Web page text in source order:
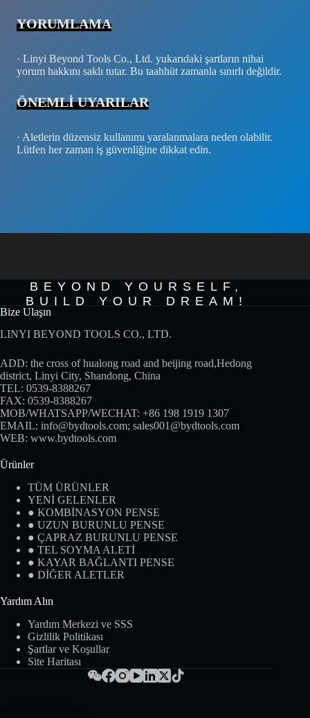
YORUMLAMA
· Linyi Beyond Tools Co., Ltd. yukarıdaki şartların nihai
yorum hakkını saklı tutar. Bu taahhüt zamanla sınırlı değildir.
ÖNEMLİ UYARILAR
· Aletlerin düzensiz kullanımı yaralanmalara neden olabilir.
Lütfen her zaman iş güvenliğine dikkat edin.
BEYOND YOURSELF,
BUILD YOUR DREAM!
Bize Ulaşın
LINYI BEYOND TOOLS CO., LTD.
ADD: the cross of hualong road and beijing road,Hedong
district, Linyi City, Shandong, China
TEL: 0539-8388267
FAX: 0539-8388267
MOB/WHATSAPP/WECHAT: +86 198 1919 1307
EMAIL: info@bydtools.com; sales001@bydtools.com
WEB: www.bydtools.com
Ürünler
TÜM ÜRÜNLER
YENİ GELENLER
● KOMBİNASYON PENSE
● UZUN BURUNLU PENSE
● ÇAPRAZ BURUNLU PENSE
● TEL SOYMA ALETİ
● KAYAR BAĞLANTI PENSE
● DİĞER ALETLER
Yardım Alın
Yardım Merkezi ve SSS
Gizlilik Politikası
Şartlar ve Koşullar
Site Haritası